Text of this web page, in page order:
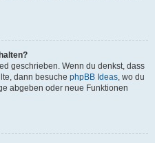
geschrieben. Wenn du denkst, dass
dann besuche phpBB Ideas, wo du
abgeben oder neue Funktionen